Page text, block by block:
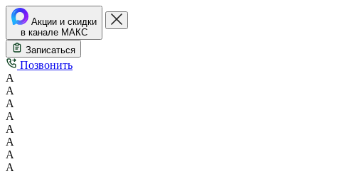
Акции и скидки
в канале МАКС
Записаться
Позвонить
А
А
А
А
А
А
А
А